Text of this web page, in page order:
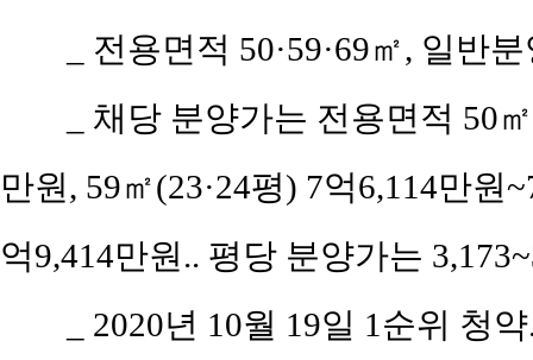
_ 전용면적 50·59·69㎡, 일반
_ 채당 분양가는 전용면적 50
만원, 59㎡(23·24평) 7억6,114만원
억9,414만원.. 평당 분양가는
_ 2020년 10월 19일 1순위 청